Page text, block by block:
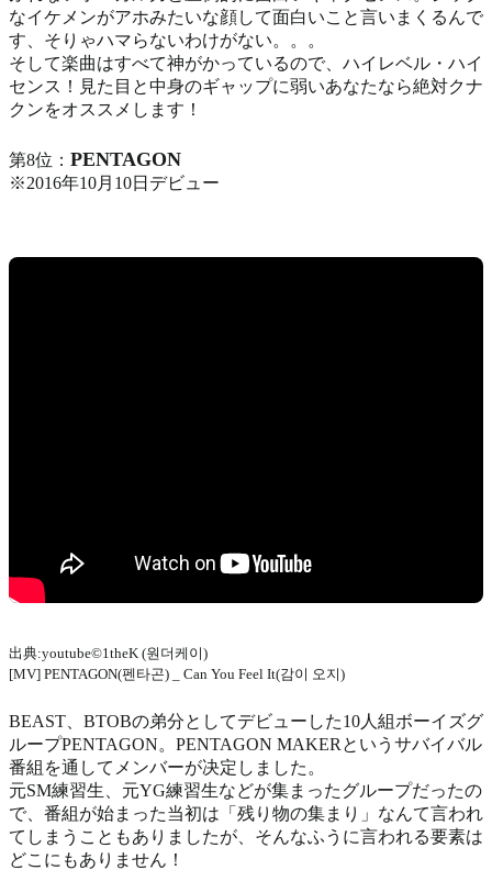
なイケメンがアホみたいな顔して面白いこと言いまくるんで
す、そりゃハマらないわけがない。。。
そして楽曲はすべて神がかっているので、ハイレベル・ハイ
センス！見た目と中身のギャップに弱いあなたなら絶対クナ
クンをオススメします！
第8位： PENTAGON
※2016年10月10日デビュー
出典:youtube©1theK (원더케이)
[MV] PENTAGON(펜타곤) _ Can You Feel It(감이 오지)
BEAST、BTOBの弟分としてデビューした10人組ボーイズグ
ループPENTAGON。PENTAGON MAKERというサバイバル
番組を通してメンバーが决定しました。
元SM練習生、元YG練習生などが集まったグループだったの
で、番組が始まった当初は「残り物の集まり」なんて言われ
てしまうこともありましたが、そんなふうに言われる要素は
どこにもありません！